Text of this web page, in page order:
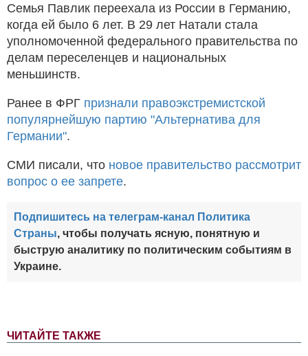
ЧИТАЙТЕ ТАКЖЕ
Семья Павлик переехала из России в Германию,
когда ей было 6 лет. В 29 лет Натали стала
уполномоченной федерального правительства по
делам переселенцев и национальных
меньшинств.
Ранее в ФРГ признали правоэкстремистской
популярнейшую партию "Альтернатива для
Германии".
СМИ писали, что новое правительство рассмотрит
вопрос о ее запрете.
Подпишитесь на телеграм-канал Политика
Страны, чтобы получать ясную, понятную и
быструю аналитику по политическим событиям в
Украине.